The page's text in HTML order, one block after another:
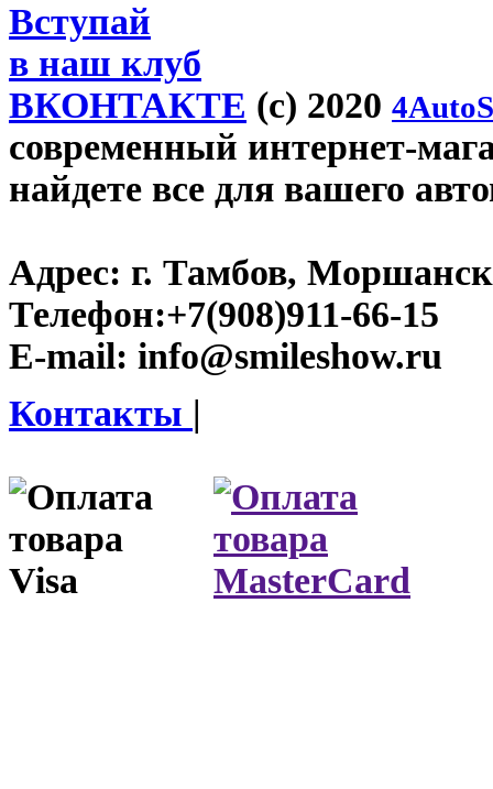
Вступай
в наш клуб
ВКОНТАКТЕ (c) 2020
современный интернет-
найдете все для вашего
Адрес: г. Тамбов,
Телефон:+7(908)911-66-15
E-mail: info@smileshow.ru
Контакты |